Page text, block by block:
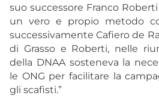
suo successore Franco
un vero e propio metodo
successivamente Cafiero de
di Grasso e Roberti, nelle
della DNAA sosteneva la
le ONG per facilitare la
gli scafisti.”